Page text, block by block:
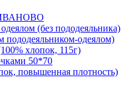
(без пододеяльника)
пододеяльником-одеялом)
хлопок, 115г)
50*70
повышенная плотность)